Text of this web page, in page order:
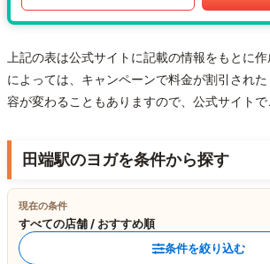
上記の表は公式サイトに記載の情報をもとに
によっては、キャンペーンで料金が割引され
容が変わることもありますので、公式サイトで
田端駅のヨガを条件から探す
現在の条件
すべての店舗 / おすすめ順
条件を絞り込む